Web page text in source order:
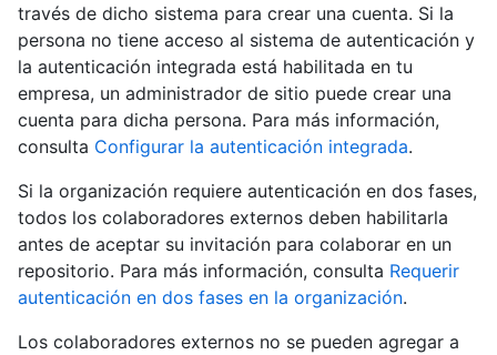
través de dicho sistema para crear una cuenta. Si la
persona no tiene acceso al sistema de autenticación y
la autenticación integrada está habilitada en tu
empresa, un administrador de sitio puede crear una
cuenta para dicha persona. Para más información,
consulta Configurar la autenticación integrada.
Si la organización requiere autenticación en dos fases,
todos los colaboradores externos deben habilitarla
antes de aceptar su invitación para colaborar en un
repositorio. Para más información, consulta Requerir
autenticación en dos fases en la organización.
Los colaboradores externos no se pueden agregar a